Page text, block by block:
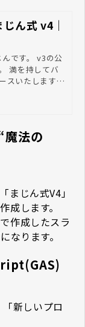
じん式 v4｜
。 v3の公
満を持してバ
スいたします！
すよ。 ぜひ最後
いです。 v1
イドが一瞬で
：【究極】まじ
出力する仕組み
間がかかった
生するのが欠
）を作り、
法の
まじん式V4」
成します。
作成したスラ
なります。
新しいプロ